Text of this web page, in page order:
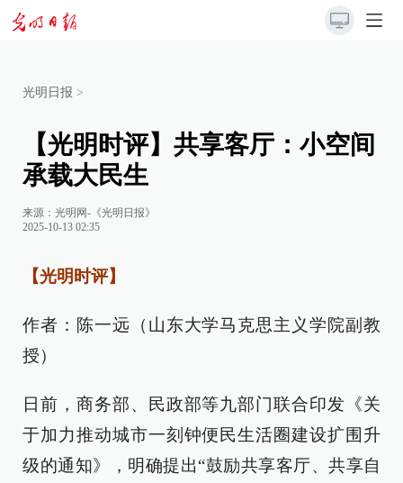
光明日报 >
【光明时评】共享客厅：小空间
承载大民生
来源： 光明网-《光明日报》
2025-10-13 02:35
【光明时评】
作者：陈一远（山东大学马克思主义学院副教
授）
日前，商务部、民政部等九部门联合印发《关
于加力推动城市一刻钟便民生活圈建设扩围升
级的通知》，明确提出“鼓励共享客厅、共享自